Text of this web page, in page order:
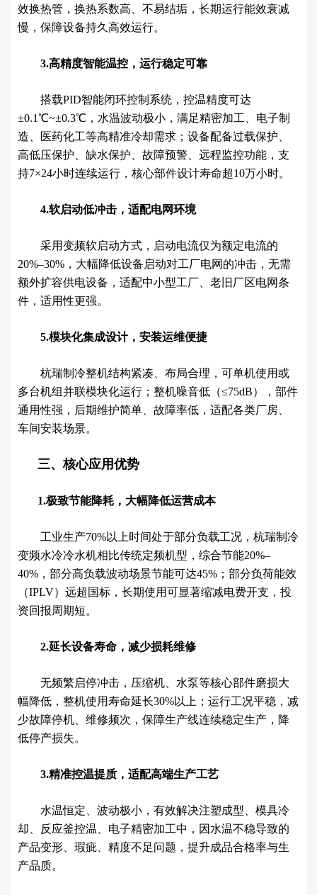
效换热管，换热系数高、不易结垢，长期运行能效衰减
慢，保障设备持久高效运行。
3.高精度智能温控，运行稳定可靠
搭载PID智能闭环控制系统，控温精度可达
±0.1℃~±0.3℃，水温波动极小，满足精密加工、电子制
造、医药化工等高精准冷却需求；设备配备过载保护、
高低压保护、缺水保护、故障预警、远程监控功能，支
持7×24小时连续运行，核心部件设计寿命超10万小时。
4.软启动低冲击，适配电网环境
采用变频软启动方式，启动电流仅为额定电流的
20%–30%，大幅降低设备启动对工厂电网的冲击，无需
额外扩容供电设备，适配中小型工厂、老旧厂区电网条
件，适用性更强。
5.模块化集成设计，安装运维便捷
杭瑞制冷整机结构紧凑、布局合理，可单机使用或
多台机组并联模块化运行；整机噪音低（≤75dB），部件
通用性强，后期维护简单、故障率低，适配各类厂房、
车间安装场景。
三、核心应用优势
1.极致节能降耗，大幅降低运营成本
工业生产70%以上时间处于部分负载工况，杭瑞制冷
变频水冷冷水机相比传统定频机型，综合节能20%–
40%，部分高负载波动场景节能可达45%；部分负荷能效
（IPLV）远超国标，长期使用可显著缩减电费开支，投
资回报周期短。
2.延长设备寿命，减少损耗维修
无频繁启停冲击，压缩机、水泵等核心部件磨损大
幅降低，整机使用寿命延长30%以上；运行工况平稳，减
少故障停机、维修频次，保障生产线连续稳定生产，降
低停产损失。
3.精准控温提质，适配高端生产工艺
水温恒定、波动极小，有效解决注塑成型、模具冷
却、反应釜控温、电子精密加工中，因水温不稳导致的
产品变形、瑕疵、精度不足问题，提升成品合格率与生
产品质。